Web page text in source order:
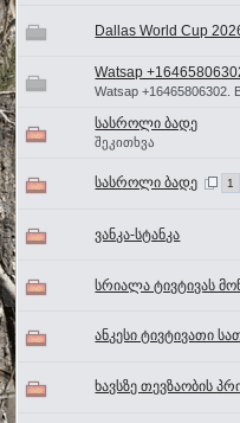
Dallas World Cup
Watsap
Watsap +16465806302.
სასროლი ბადე
შეკითხვა
სასროლი ბადე 1
ვანკა-სტანკა
სრიალა ტივტივას
ანკესი ტივტივათი
ხავსზე თევზაობის